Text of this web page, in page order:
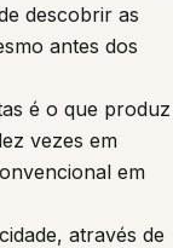
descobrir as
antes dos
é o que produz
vezes em
em
através de